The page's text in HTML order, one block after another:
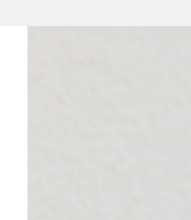
Zu Produktinformationen springen